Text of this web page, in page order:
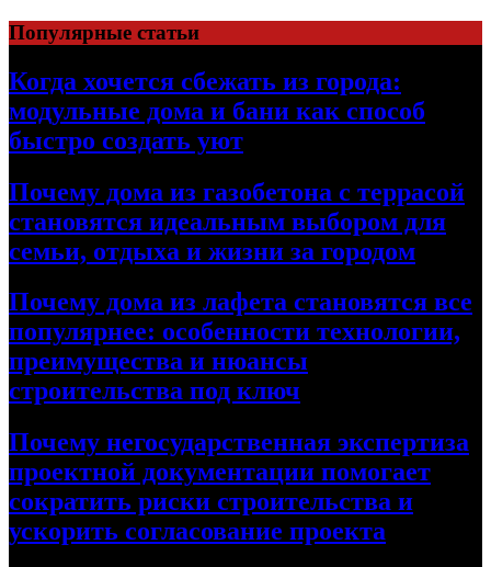
Перейти
к
содержимому
Популярные статьи
Когда хочется сбежать из города:
модульные дома и бани как способ
быстро создать уют
Почему дома из газобетона с террасой
становятся идеальным выбором для
семьи, отдыха и жизни за городом
Почему дома из лафета становятся все
популярнее: особенности технологии,
преимущества и нюансы
строительства под ключ
Почему негосударственная экспертиза
проектной документации помогает
сократить риски строительства и
ускорить согласование проекта